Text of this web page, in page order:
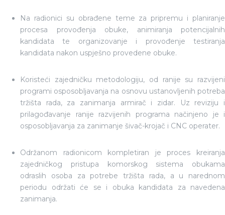
Na radionici su obrađene teme za pripremu i planiranje
procesa provođenja obuke, animiranja potencijalnih
kandidata te organizovanje i provođenje testiranja
kandidata nakon uspješno provedene obuke.
Koristeći zajedničku metodologiju, od ranije su razvijeni
programi osposobljavanja na osnovu ustanovljenih potreba
tržišta rada, za zanimanja armirač i zidar. Uz reviziju i
prilagođavanje ranije razvijenih programa načinjeno je i
osposobljavanja za zanimanje šivač-krojač i CNC operater.
Održanom radionicom kompletiran je proces kreiranja
zajedničkog pristupa komorskog sistema obukama
odraslih osoba za potrebe tržišta rada, a u narednom
periodu održati će se i obuka kandidata za navedena
zanimanja.